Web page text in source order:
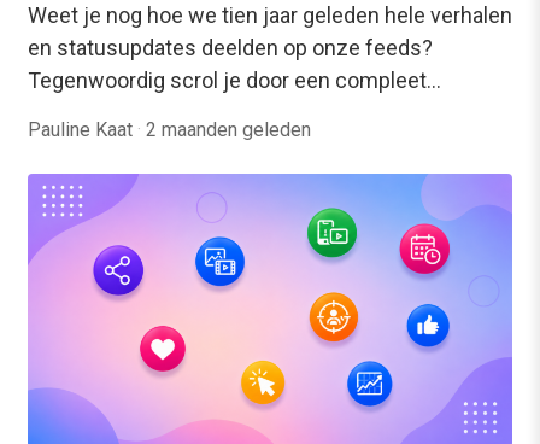
Weet je nog hoe we tien jaar geleden hele verhalen
en statusupdates deelden op onze feeds?
Tegenwoordig scrol je door een compleet…
Pauline Kaat · 2 maanden geleden